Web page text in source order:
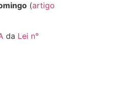
(artigo
da Lei n°